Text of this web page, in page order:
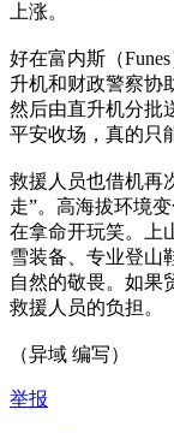
上涨。
好在富内斯（
升机和财政警察协
然后由直升机分批
平安收场，真的只
救援人员也借机再
走”。高海拔环境
在拿命开玩笑。上
雪装备、专业登
自然的敬畏。如果
救援人员的负担。
（异域 编写）
举报